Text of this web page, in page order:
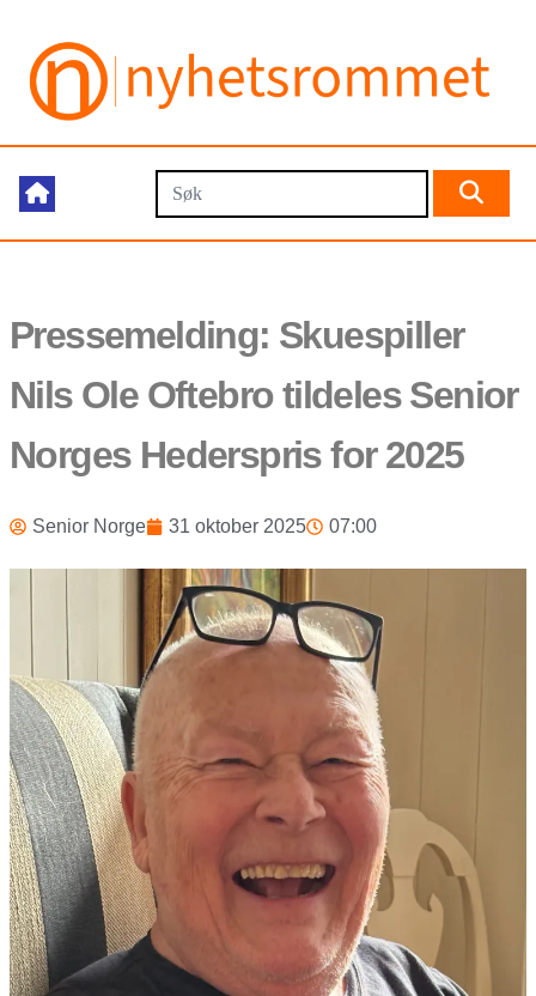
Pressemelding: Skuespiller
Nils Ole Oftebro tildeles Senior
Norges Hederspris for 2025
Senior Norge 31 oktober 2025 07:00